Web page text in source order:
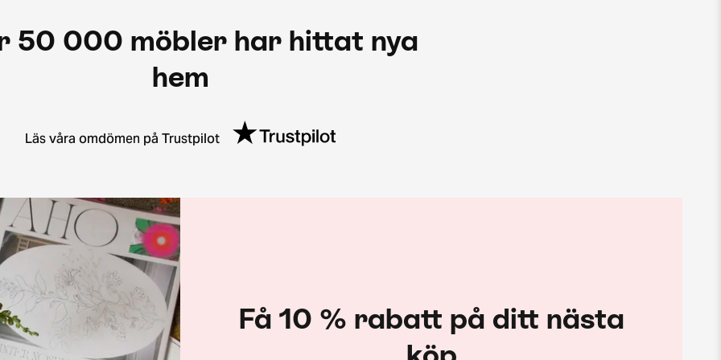
50 000 möbler har hittat nya
hem
Läs våra omdömen på Trustpilot
Få 10 % rabatt på ditt nästa